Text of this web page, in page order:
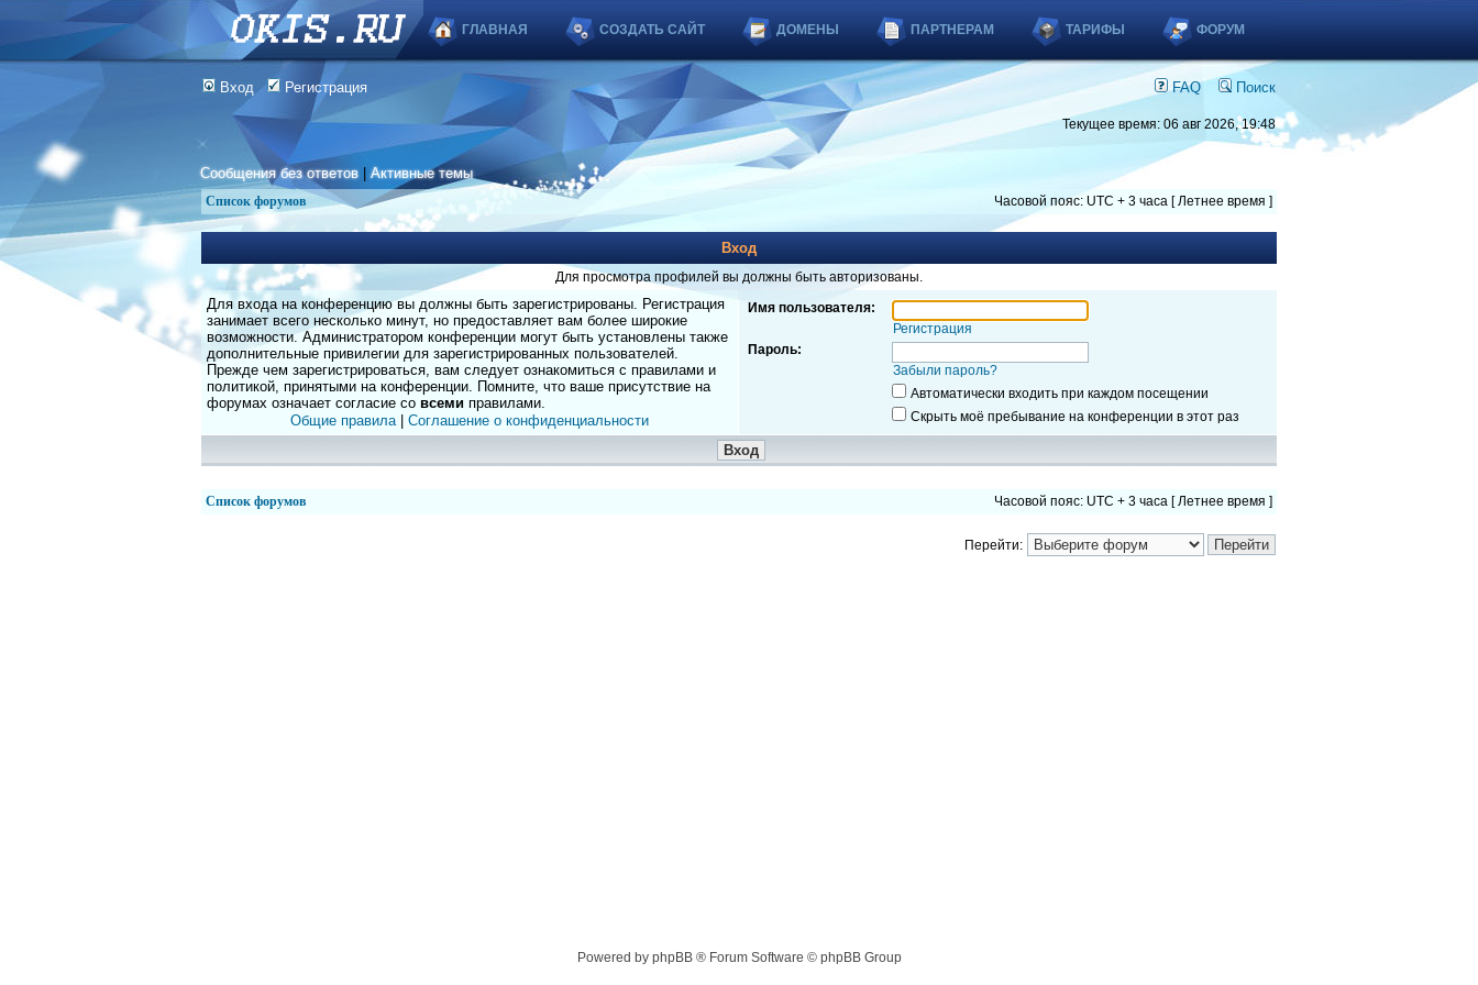
ГЛАВНАЯ СОЗДАТЬ САЙТ ДОМЕНЫ ПАРТНЕРАМ ТАРИФЫ ФОРУМ
Вход Регистрация FAQ Поиск
Текущее время: 06 авг 2026, 19:48
Сообщения без ответов |Активные темы
Список форумов Часовой пояс: UTC + 3 часа [ Летнее время ]
Вход
Для просмотра профилей вы должны быть авторизованы.
Для входа на конференцию вы должны быть зарегистрированы. Регистрация
занимает всего несколько минут, но предоставляет вам более широкие
возможности. Администратором конференции могут быть установлены также
дополнительные привилегии для зарегистрированных пользователей.
Прежде чем зарегистрироваться, вам следует ознакомиться с правилами и
политикой, принятыми на конференции. Помните, что ваше присутствие на
форумах означает согласие со всеми правилами.
Общие правила| Соглашение о конфиденциальности
Имя пользователя:
Регистрация
Пароль:
Забыли пароль?
Автоматически входить при каждом посещении
Скрыть моё пребывание на конференции в этот раз
Список форумов Часовой пояс: UTC + 3 часа [ Летнее время ]
Перейти:
Powered by phpBB ® Forum Software © phpBB Group